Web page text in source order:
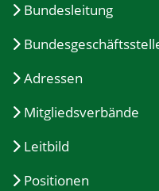
Bundesleitung
Adressen
Mitgliedsverbände
Leitbild
Positionen